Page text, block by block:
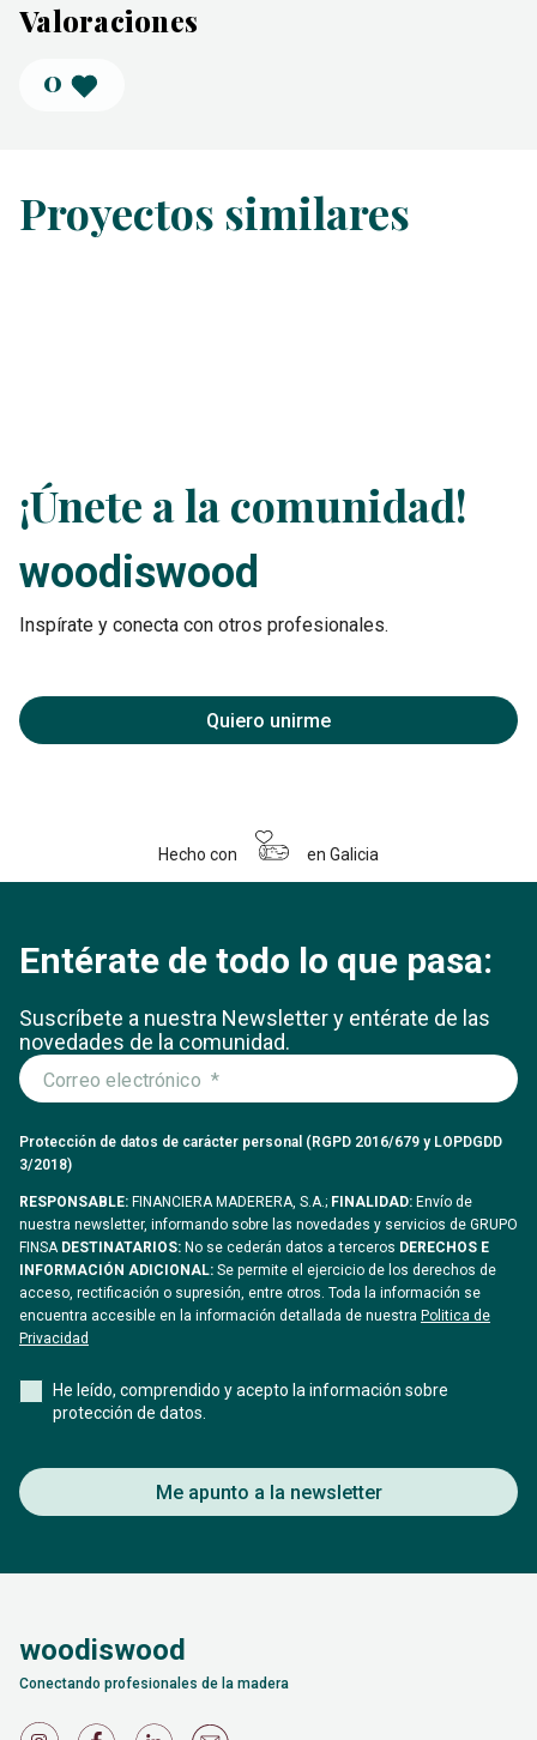
Valoraciones
0
Proyectos similares
¡Únete a la comunidad!
woodiswood
Inspírate y conecta con otros profesionales.
Quiero unirme
Hecho con en Galicia
Entérate de todo lo que pasa:
Suscríbete a nuestra Newsletter y entérate de las
novedades de la comunidad.
Protección de datos de carácter personal (RGPD 2016/679 y LOPDGDD
3/2018)
RESPONSABLE: FINANCIERA MADERERA, S.A.; FINALIDAD: Envío de
nuestra newsletter, informando sobre las novedades y servicios de GRUPO
FINSADESTINATARIOS: No se cederán datos a terceros DERECHOS E
INFORMACIÓN ADICIONAL: Se permite el ejercicio de los derechos de
acceso, rectificación o supresión, entre otros. Toda la información se
encuentra accesible en la información detallada de nuestra Politica de
Privacidad
He leído, comprendido y acepto la información sobre
protección de datos.
Me apunto a la newsletter
woodiswood
Conectando profesionales de la madera